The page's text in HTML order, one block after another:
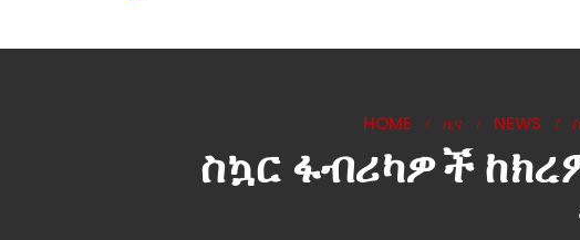
HOME ዜና NEWS
ስኳር ፋብሪካዎች